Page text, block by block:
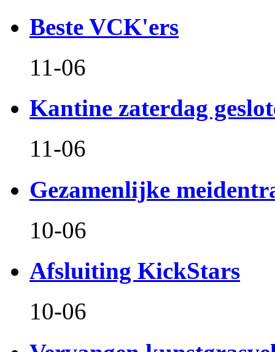
Beste VCK'ers
11-06
Kantine zaterdag
11-06
Gezamenlijke
10-06
Afsluiting KickStars
10-06